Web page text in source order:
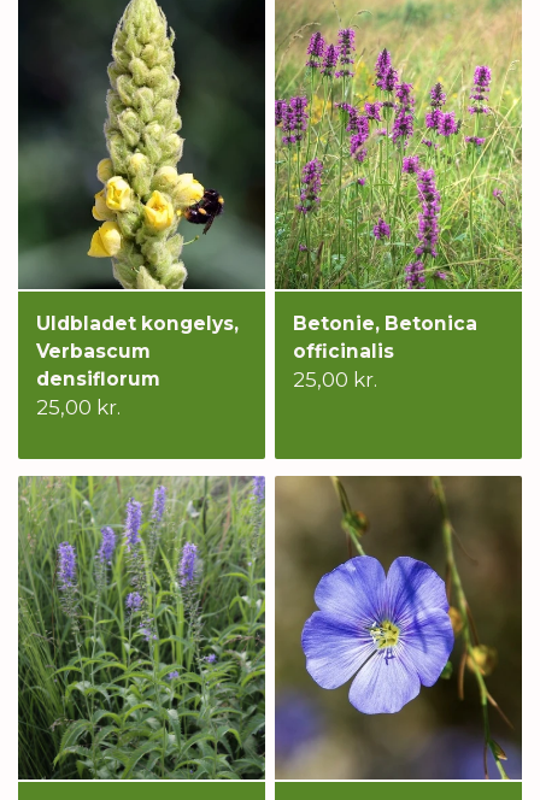
Uldbladet kongelys,
Verbascum
densiflorum
25,00 kr.
Betonie, Betonica
officinalis
25,00 kr.